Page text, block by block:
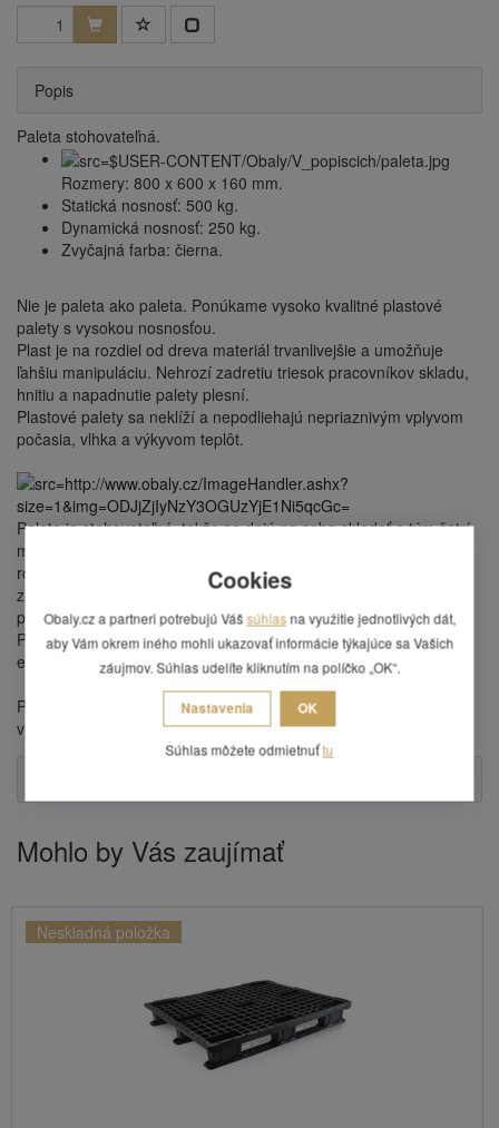
Popis
Paleta stohovateľná.
Rozmery: 800 x 600 x 160 mm.
Statická nosnosť: 500 kg.
Dynamická nosnosť: 250 kg.
Zvyčajná farba: čierna.
Nie je paleta ako paleta. Ponúkame vysoko kvalitné plastové
palety s vysokou nosnosťou.
Plast je na rozdiel od dreva materiál trvanlivejšie a umožňuje
ľahšiu manipuláciu. Nehrozí zadretiu triesok pracovníkov skladu,
hnitiu a napadnutie palety plesní.
Plastové palety sa neklíží a nepodliehajú nepriaznivým vplyvom
počasia, vlhka a výkyvom teplôt.
Paleta je stohovateľná, takže sa dajú na seba skladať a tým šetrí
miesto v sklade a pri preprave. Rozmery palety korešpondujú s
rozmermi
klasických prepravieko podstave 600 x 400 mm -
zmestia sa na paletu presne 4 vedľa seba a plne tak využijú
priestor.
Prepravky môžete vyberať zo širokej ponuky prepraviek v našom
e-shope.
Paleta má praktické lyžiny, čím uľahčí manipuláciu
vysokozdvižným vozíkom alebo paleťák.
Mohlo by Vás zaujímať
Neskladná položka
Cookies
Obaly.cz a partneri potrebujú Vášsúhlas na využitie jednotlivých dát,
aby Vám okrem iného mohli ukazovať informácie týkajúce sa Vašich
záujmov. Súhlas udelíte kliknutím na políčko „OK“.
Nastavenia OK
Súhlas môžete odmietnuťtu